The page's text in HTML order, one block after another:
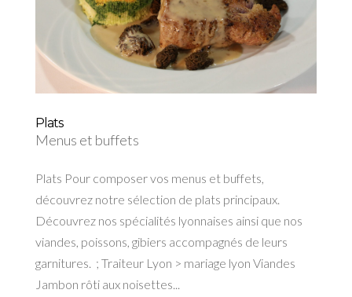
Plats
Menus et buffets
Plats Pour composer vos menus et buffets,
découvrez notre sélection de plats principaux.
Découvrez nos spécialités lyonnaises ainsi que nos
viandes, poissons, gibiers accompagnés de leurs
garnitures. ; Traiteur Lyon > mariage lyon Viandes
Jambon rôti aux noisettes...